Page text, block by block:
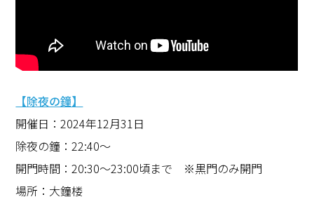
【除夜の鐘】
開催日：2024年12月31日
除夜の鐘：22:40〜
開門時間：20:30〜23:00頃まで ※黒門のみ開門
場所：大鐘楼